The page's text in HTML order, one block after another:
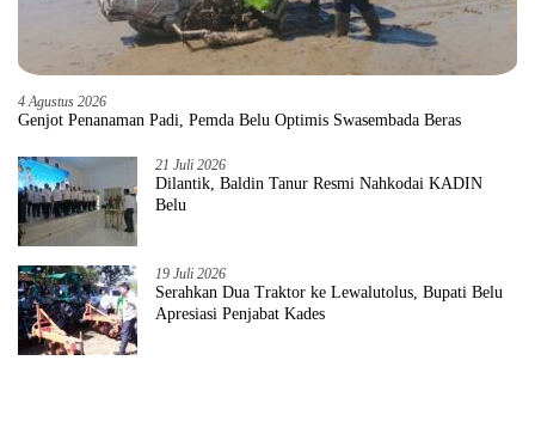
4 Agustus 2026
Genjot Penanaman Padi, Pemda Belu Optimis Swasembada Beras
21 Juli 2026
Dilantik, Baldin Tanur Resmi Nahkodai KADIN
Belu
19 Juli 2026
Serahkan Dua Traktor ke Lewalutolus, Bupati Belu
Apresiasi Penjabat Kades